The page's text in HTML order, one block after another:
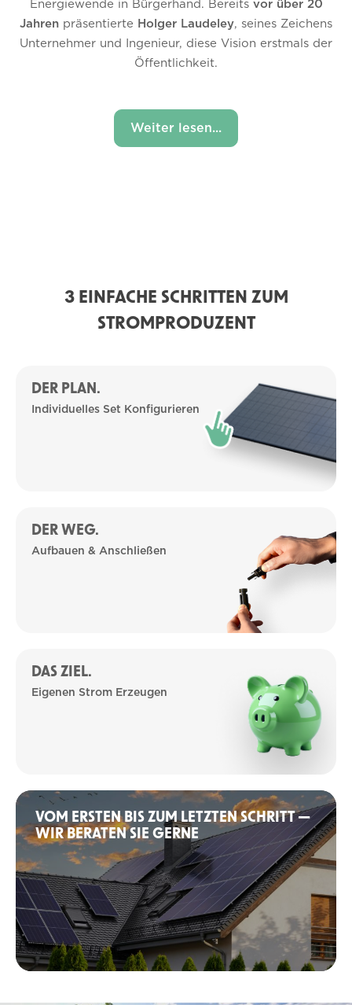
Energiewende in Bürgerhand. Bereits vor über 20
Jahren präsentierte Holger Laudeley, seines Zeichens
Unternehmer und Ingenieur, diese Vision erstmals der
Öffentlichkeit.
Weiter lesen...
3 EINFACHE SCHRITTEN ZUM
STROMPRODUZENT
DER PLAN.
Individuelles Set Konfigurieren
DER WEG.
Aufbauen & Anschließen
DAS ZIEL.
Eigenen Strom Erzeugen
VOM ERSTEN BIS ZUM LETZTEN SCHRITT —
WIR BERATEN SIE GERNE